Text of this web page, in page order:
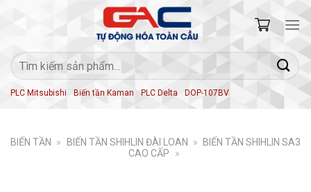
Tìm
kiếm:
PLC Mitsubishi Biến tần Kaman PLC Delta DOP-107BV
BIẾN TẦN » BIẾN TẦN SHIHLIN ĐÀI LOAN »
BIẾN TẦN SHIHLIN SA3
CAO CẤP
»